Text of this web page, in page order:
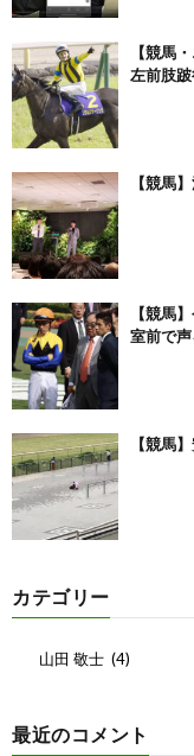
【競馬
左前肢
【競馬
【競馬
室前で
【競馬
カテゴリー
最近のコメント